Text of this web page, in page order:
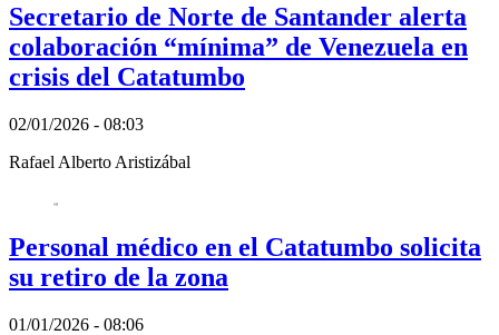
Secretario de Norte de Santander alerta
colaboración “mínima” de Venezuela en
crisis del Catatumbo
02/01/2026 - 08:03
Rafael Alberto Aristizábal
Personal médico en el Catatumbo solicita
su retiro de la zona
01/01/2026 - 08:06